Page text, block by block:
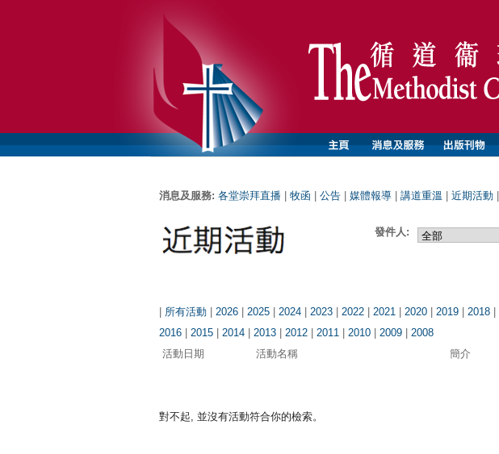
消息及服務: 各堂崇拜直播 牧函 公告 媒體報導 講道重溫 近期活動
發件人:
| 所有活動 | 2026 | 2025 | 2024 | 2023 | 2022 | 2021 | 2020 | 2019 | 2018 |
2016 | 2015 | 2014 | 2013 | 2012 | 2011 | 2010 | 2009 | 2008
活動日期
活動名稱 簡介
對不起, 並沒有活動符合你的檢索。